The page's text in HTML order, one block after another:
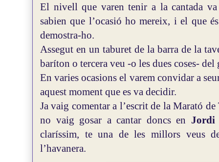
El nivell que varen tenir a la cantada va
sabien que l’ocasió ho mereix, i el que
demostra-ho.
Assegut en un taburet de la barra de la
baríton o tercera veu -o les dues coses-
En varies ocasions el varem convidar a
aquest moment que es va decidir.
Ja vaig comentar a l’escrit de la Marató
no vaig gosar a cantar doncs en
claríssim, te una de les millors veus
l’havanera.